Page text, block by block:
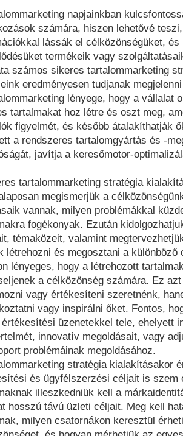
napjainkban
számára, hiszen lehetővé
lássák el célközönségüket,
termékeik vagy
számos sikeres tartalommarketing
eredményesen tudjanak
lényege, hogy a vállalat
tartalmakat hoz létre és oszt meg,
figyelmét, és később átalakíthatják
a rendszeres tartalomgyártás és -
javítja a keresőmotor-
tartalommarketing stratégia
megismerjük a
vannak, milyen problémákkal
fogékonyak. Ezután
témaközeit, valamint
létrehozni és megosztani a
lényeges, hogy a létrehozott
a célközönség számára. Ez
vagy értékesíteni szeretnénk,
vagy inspirálni őket. Fontos,
üzenetekkel tele, ehelyett
innovatív megoldásait, vagy
problémáinak megoldásához.
stratégia kialakításakor
és ügyfélszerzési céljait is szem
illeszkedniük kell a
hosszú távú üzleti céljait. Meg kell
milyen csatornákon keresztül